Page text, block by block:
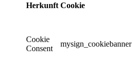
Herkunft Cookie
Cookie
Consent
mysign_cookiebanner